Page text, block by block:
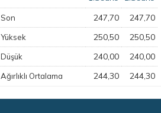
Son 247,70 247,70
Yüksek 250,50 250,50
Düşük 240,00 240,00
Ağırlıklı Ortalama 244,30 244,30